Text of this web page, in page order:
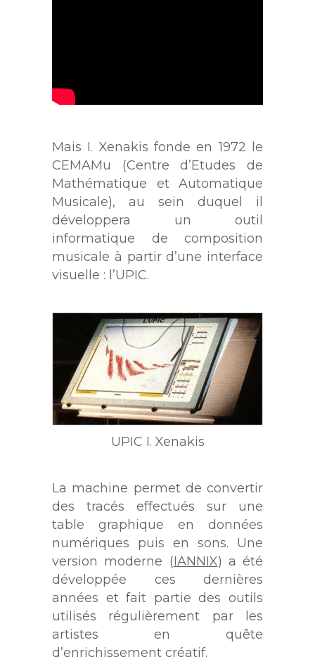
Mais I. Xenakis fonde en 1972 le
CEMAMu (Centre d’Etudes de
Mathématique et Automatique
Musicale), au sein duquel il
développera un outil
informatique de composition
musicale à partir d’une interface
visuelle : l’UPIC.
UPIC I. Xenakis
La machine permet de convertir
des tracés effectués sur une
table graphique en données
numériques puis en sons. Une
version moderne (IANNIX) a été
développée ces dernières
années et fait partie des outils
utilisés régulièrement par les
artistes en quête
d’enrichissement créatif.